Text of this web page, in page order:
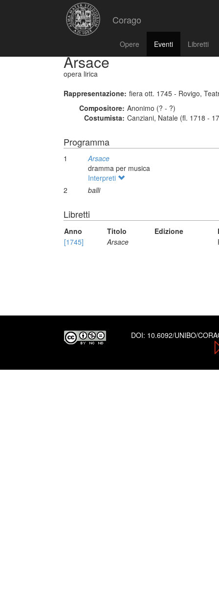
Corago
Opere Eventi Libretti
Arsace
opera lirica
Rappresentazione: fiera ott. 1745 - Rovigo,
Compositore: Anonimo (? - ?)
Costumista: Canziani, Natale (fl. 1718 -
Programma
1
Arsace
dramma per musica
Interpreti
2
balli
Libretti
Anno Titolo Edizione
[1745]
Arsace
DOI: 10.6092/UNIBO/